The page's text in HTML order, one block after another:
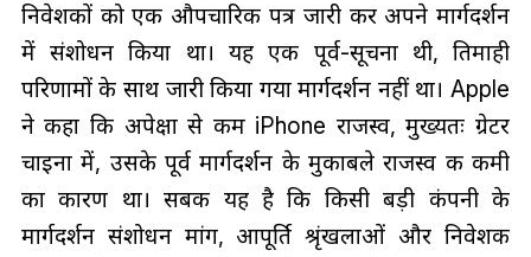
निवेशकों को एक औपचारिक पत्र जारी कर अपने मार्गदर्शन
में संशोधन किया था। यह एक पूर्व-सूचना थी, तिमाही
परिणामों के साथ जारी किया गया मार्गदर्शन नहीं था। Apple
ने कहा कि अपेक्षा से कम iPhone राजस्व, मुख्यतः ग्रेटर
चाइना में, उसके पूर्व मार्गदर्शन के मुकाबले राजस्व की कमी
का कारण था। सबक यह है कि किसी बड़ी कंपनी के
मार्गदर्शन संशोधन मांग, आपूर्ति श्रृंखलाओं और निवेशक